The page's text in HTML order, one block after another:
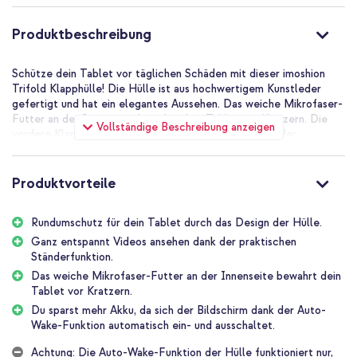
Produktbeschreibung
Vollständige Beschreibung anzeigen
Schütze dein Tablet vor täglichen Schäden mit dieser imoshion
Trifold Klapphülle! Die Hülle ist aus hochwertigem Kunstleder
gefertigt und hat ein elegantes Aussehen. Das weiche Mikrofaser-
Futter an der Innenseite bewahrt dein Tablet vor Kratzern. Die
vordere Klappe kann in einen praktischen Tablet-Ständer
schließt, und wacht auf, wenn du sie öffnest.
Die imoshion Trifold Klapphülle ist aus hochwertigem Kunstleder
gefertigt. Dies bietet deinem Tablet Schutz gegen alltägliche
Schäden und verleiht der Hülle eine elegante Ausstrahlung. Die
Hülle ist schlank und leicht, sodass dein Tablet seine kompakte
Form beibehält. Praktisch, wenn du dein Tablet tragen oder
aufbewahren möchtest. Die Hülle ist in verschiedenen Farben
erhältlich.
Täglicher Schutz für Tablet und Kamera
An der Innenseite der Klapphülle befindet sich ein stabiler Tablet-
Produktvorteile
Rundumschutz für dein Tablet durch das Design der Hülle.
Ganz entspannt Videos ansehen dank der praktischen
Ständerfunktion.
Das weiche Mikrofaser-Futter an der Innenseite bewahrt dein
Tablet vor Kratzern.
Du sparst mehr Akku, da sich der Bildschirm dank der Auto-
Wake-Funktion automatisch ein- und ausschaltet.
Achtung: Die Auto-Wake-Funktion der Hülle funktioniert nur,